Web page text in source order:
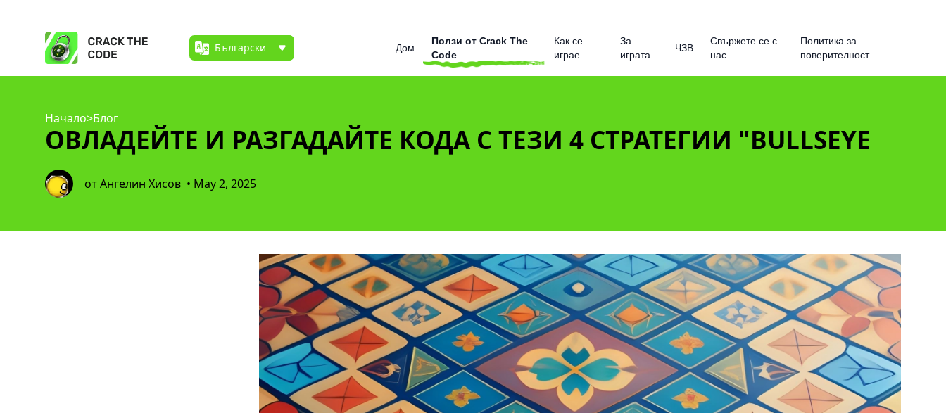
Дом
Ползи от Crack The
Code
Как се
играе
За
играта
ЧЗВ
Свържете се с
нас
Политика за
поверителност
Начало>Блог
ОВЛАДЕЙТЕ И РАЗГАДАЙТЕ КОДА С ТЕЗИ 4 СТРАТЕГИИ "BULLSEYE
от Ангелин Хисов • May 2, 2025